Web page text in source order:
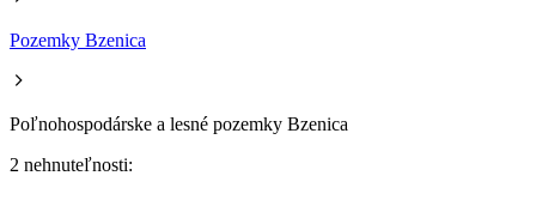
Pozemky Bzenica
Poľnohospodárske a lesné pozemky Bzenica
2 nehnuteľnosti: